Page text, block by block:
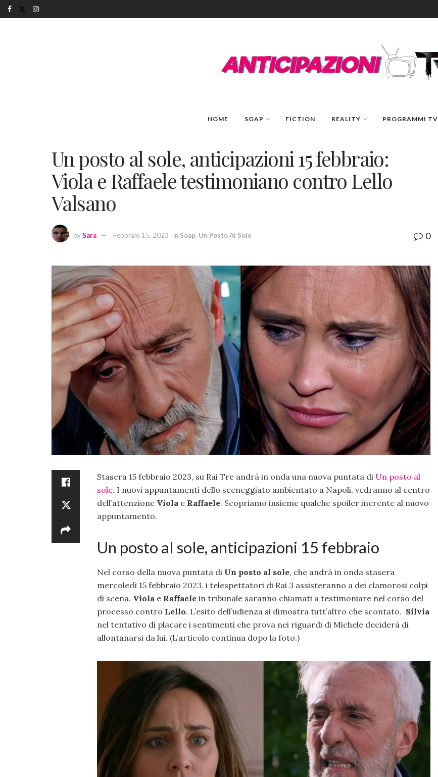
HOME SOAP FICTION REALITY PROGRAMMI TV
Un posto al sole, anticipazioni 15 febbraio:
Viola e Raffaele testimoniano contro Lello
Valsano
bySara Febbraio 15, 2023 in Soap, Un Posto Al Sole 0
Stasera 15 febbraio 2023, su Rai Tre andrà in onda una nuova puntata di Un posto al
sole. I nuovi appuntamenti dello sceneggiato ambientato a Napoli, vedranno al centro
dell’attenzione Viola e Raffaele. Scopriamo insieme qualche spoiler inerente al nuovo
appuntamento.
Un posto al sole, anticipazioni 15 febbraio
Nel corso della nuova puntata di Un posto al sole, che andrà in onda stasera
mercoledì 15 febbraio 2023, i telespettatori di Rai 3 assisteranno a dei clamorosi colpi
di scena. Viola e Raffaele in tribunale saranno chiamati a testimoniare nel corso del
processo contro Lello. L’esito dell’udienza si dimostra tutt’altro che scontato. Silvia
nel tentativo di placare i sentimenti che prova nei riguardi di Michele deciderà di
allontanarsi da lui. (L’articolo continua dopo la foto.)